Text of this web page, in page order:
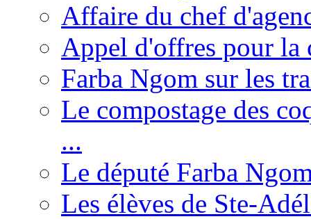
Affaire du chef
Appel d'offres pour la
Farba Ngom sur les
Le compostage des
...
Le député Farba
Les élèves de Ste-